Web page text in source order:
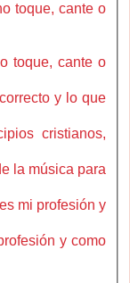
toque, cante o
toque, cante o
y lo que
cristianos,
la música para
mi profesión y
y como